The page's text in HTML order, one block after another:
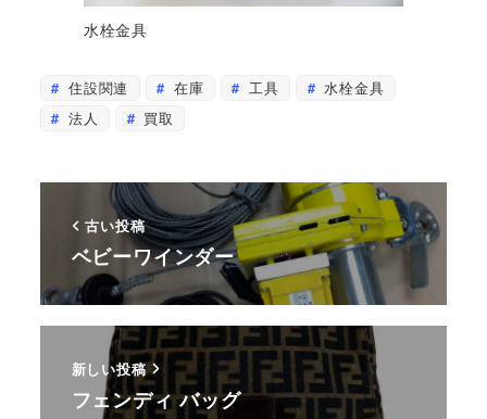
水栓金具
住設関連 在庫 工具
水栓金具
法人
買取
古い投稿
ベビーワインダー
新しい投稿
フェンディ バッグ